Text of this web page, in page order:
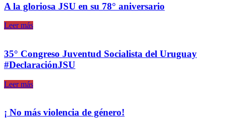
A la gloriosa JSU en su 78° aniversario
A
JSU
en
su
78°
aniversario
Leer más
35° Congreso Juventud Socialista del Uruguay
#DeclaraciónJSU
35°
Socialista
del
Leer más
¡ No más violencia de género!